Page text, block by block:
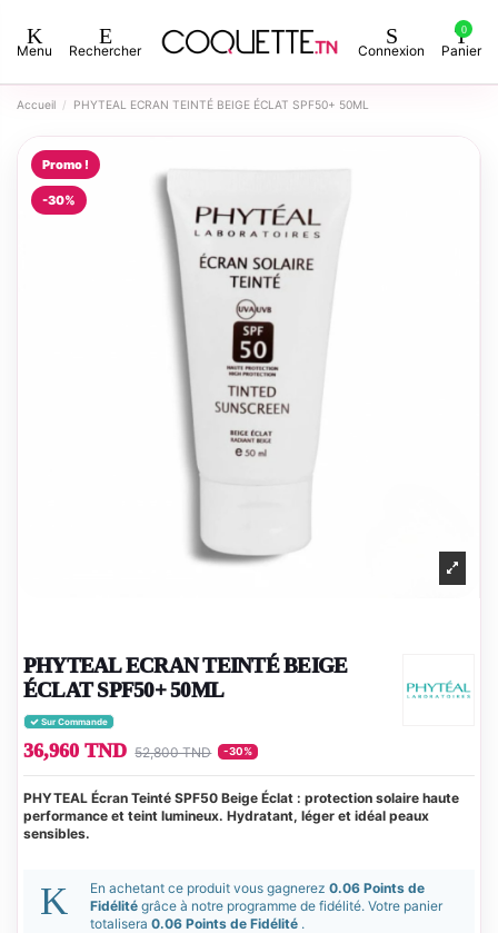
Menu Rechercher Connexion
0
Panier
Accueil PHYTEAL ECRAN TEINTÉ BEIGE ÉCLAT SPF50+ 50ML
Promo !
-30%
PHYTEAL ECRAN TEINTÉ BEIGE
ÉCLAT SPF50+ 50ML
Sur Commande
36,960 TND 52,800 TND -30%
PHYTEAL Écran Teinté SPF50 Beige Éclat : protection solaire haute
performance et teint lumineux. Hydratant, léger et idéal peaux
sensibles.
En achetant ce produit vous gagnerez 0.06 Points de
Fidélité grâce à notre programme de fidélité. Votre panier
totalisera 0.06 Points de Fidélité .